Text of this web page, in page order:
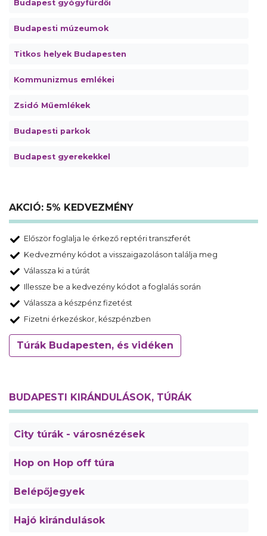
Budapest gyógyfürdői
Budapesti múzeumok
Titkos helyek Budapesten
Kommunizmus emlékei
Zsidó Műemlékek
Budapesti parkok
Budapest gyerekekkel
AKCIÓ: 5% KEDVEZMÉNY
Először foglalja le érkező reptéri transzferét
Kedvezmény kódot a visszaigazoláson találja meg
Válassza ki a túrát
Illessze be a kedvezény kódot a foglalás során
Válassza a készpénz fizetést
Fizetni érkezéskor, készpénzben
Túrák Budapesten, és vidéken
BUDAPESTI KIRÁNDULÁSOK, TÚRÁK
City túrák - városnézések
Hop on Hop off túra
Belépőjegyek
Hajó kirándulások